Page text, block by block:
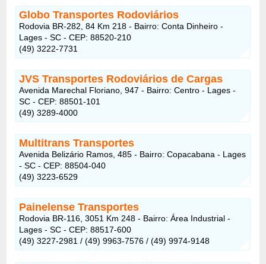
Globo Transportes Rodoviários
Rodovia BR-282, 84 Km 218 - Bairro: Conta Dinheiro -
Lages - SC - CEP: 88520-210
(49) 3222-7731
JVS Transportes Rodoviários de Cargas
Avenida Marechal Floriano, 947 - Bairro: Centro - Lages -
SC - CEP: 88501-101
(49) 3289-4000
Multitrans Transportes
Avenida Belizário Ramos, 485 - Bairro: Copacabana - Lages
- SC - CEP: 88504-040
(49) 3223-6529
Painelense Transportes
Rodovia BR-116, 3051 Km 248 - Bairro: Área Industrial -
Lages - SC - CEP: 88517-600
(49) 3227-2981 / (49) 9963-7576 / (49) 9974-9148